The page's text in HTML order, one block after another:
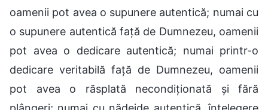
oamenii pot avea o supunere autentică; numai cu
o supunere autentică față de Dumnezeu, oamenii
pot avea o dedicare autentică; numai printr-o
dedicare veritabilă față de Dumnezeu, oamenii
pot avea o răsplată necondiționată și fără